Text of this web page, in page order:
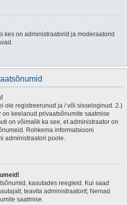
kes on administraatorid ja moderaatorid
ole registreerunud ja / või sisseloginud. 2.)
keelanud privaatsõnumite saatmise
on võimalik ka see, et administraator on
Rohkema informatsiooni
administraatori poole.
kasutades reegleid. Kui saad
teavita administraatorit; Nemad
saatmise.